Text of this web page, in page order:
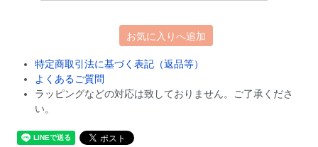
お気に入りへ追加
特定商取引法に基づく表記（返品等）
よくあるご質問
ラッピングなどの対応は致しておりません。ご了承くださ
い。